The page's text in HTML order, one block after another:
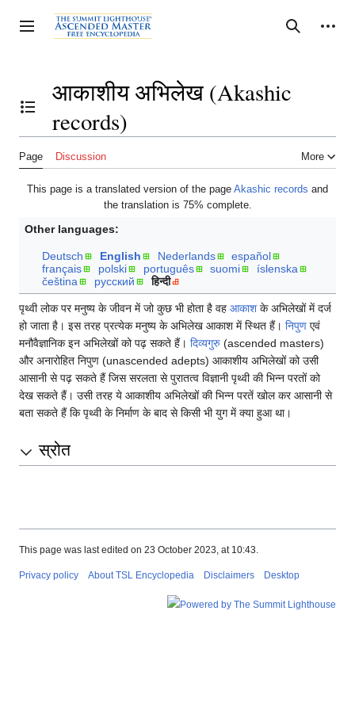
to
content
Toggle sidebar Search
Personal tools
Toggle the table of contents
आकाशीय अभिलेख (Akashic
records)
Page Discussion More
This page is a translated version of the page Akashic records and
the translation is 75% complete.
Other languages:
Deutsch English Nederlands
español
français
polski português suomi
íslenska
čeština
русский हिन्दी
पृथ्वी लोक पर मनुष्य के जीवन में जो कुछ भी होता है वह आकाश के अभिलेखों में दर्ज
हो जाता है। इस तरह प्रत्येक मनुष्य के अभिलेख आकाश में स्थित हैं। निपुण एवं
मनौवैज्ञानिक इन अभिलेखों को पढ़ सकते हैं। दिव्यगुरु (ascended masters)
और अनारोहित निपुण (unascended adepts) आकाशीय अभिलेखों को उसी
आसानी से पढ़ सकते हैं जिस सरलता से पुरातत्व विज्ञानी पृथ्वी की भिन्न परतों को
देख सकते हैं। उसी तरह ये आकाशीय अभिलेखों की भिन्न परतें खोल कर आसानी से
बता सकते हैं कि पृथ्वी के निर्माण के बाद से किसी भी युग में क्या हुआ था।
स्रोत
This page was last edited on 23 October 2023, at 10:43.
Privacy policy About TSL Encyclopedia Disclaimers Desktop